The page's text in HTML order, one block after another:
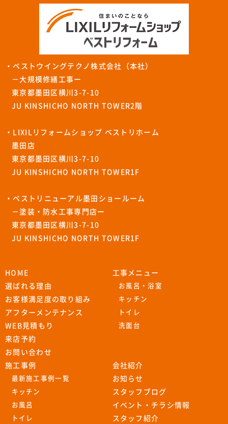
・ベストウイングテクノ株式会社（本社）
－大規模修繕工事ー
東京都墨田区横川3-7-10
JU KINSHICHO NORTH TOWER2階
・LIXILリフォームショップ ベストリホーム
墨田店
東京都墨田区横川3-7-10
JU KINSHICHO NORTH TOWER1F
・ベストリニューアル墨田ショールーム
－塗装・防水工事専門店ー
東京都墨田区横川3-7-10
JU KINSHICHO NORTH TOWER1F
HOME
選ばれる理由
お客様満足度の取り組み
アフターメンテナンス
WEB見積もり
来店予約
お問い合わせ
工事メニュー
お風呂・浴室
キッチン
トイレ
洗面台
施工事例
最新施工事例一覧
キッチン
お風呂
トイレ
会社紹介
お知らせ
スタッフブログ
イベント・チラシ情報
スタッフ紹介